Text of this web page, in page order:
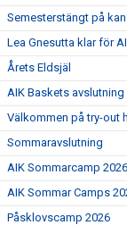
Semesterstängt på
Lea Gnesutta klar för
Årets Eldsjäl
AIK Baskets avslutning
Välkommen på try-out
Sommaravslutning
AIK Sommarcamp 2026
AIK Sommar Camps
Påsklovscamp 2026